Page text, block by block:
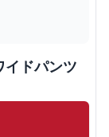
イドパンツ